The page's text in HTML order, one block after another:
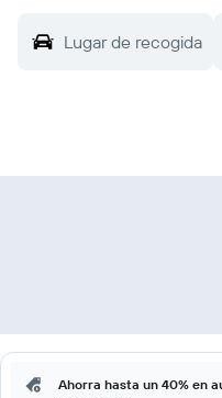
Lugar de recogida
Ahorra hasta un 40% en